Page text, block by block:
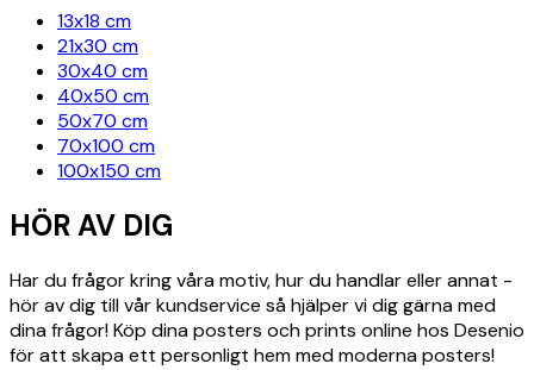
13x18 cm
21x30 cm
30x40 cm
40x50 cm
50x70 cm
70x100 cm
100x150 cm
HÖR AV DIG
Har du frågor kring våra motiv, hur du handlar eller annat -
hör av dig till vår kundservice så hjälper vi dig gärna med
dina frågor! Köp dina posters och prints online hos Desenio
för att skapa ett personligt hem med moderna posters!